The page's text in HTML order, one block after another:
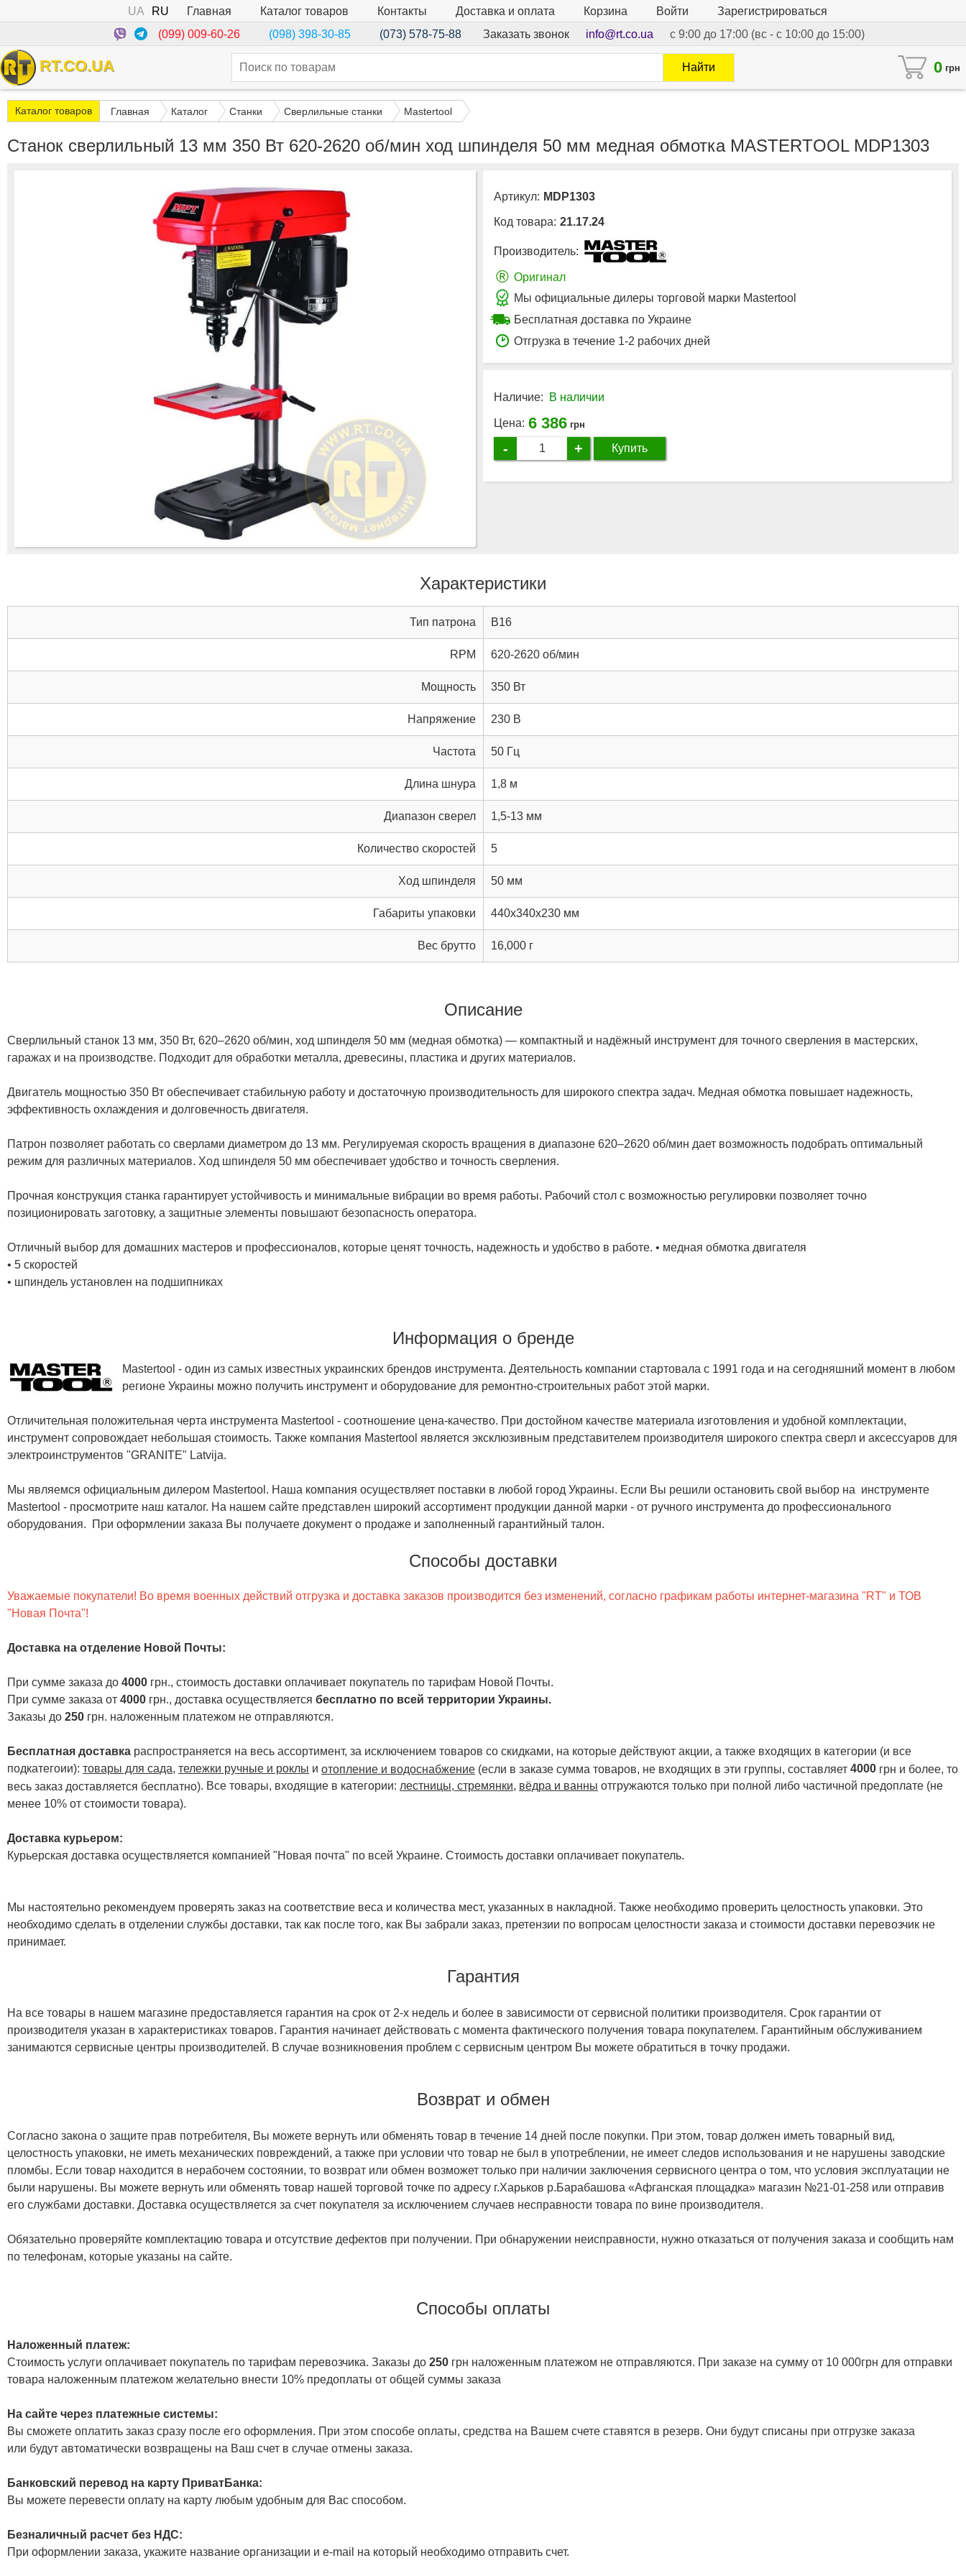
UA RU Главная Каталог товаров Контакты Доставка и оплата Корзина Войти
Зарегистрироваться
(099) 009-60-26
(098) 398-30-85 (073) 578-75-88 Заказать звонок info@rt.co.ua с 9:00 до 17:00 (вс - с 10:00 до 15:00)
RT.CO.UA 0 грн
Найти
Каталог товаров Главная Каталог Станки Сверлильные станки Mastertool
Станок сверлильный 13 мм 350 Вт 620-2620 об/мин ход шпинделя 50 мм медная обмотка MASTERTOOL MDP1303
Артикул: MDP1303
Код товара: 21.17.24
Производитель:
® Оригинал
Мы официальные дилеры торговой марки Mastertool
Бесплатная доставка по Украине
Отгрузка в течение 1-2 рабочих дней
Наличие: В наличии
Цена: 6 386 грн
- + Купить
Характеристики
Тип патрона B16
RPM 620-2620 об/мин
Мощность 350 Вт
Напряжение 230 В
Частота 50 Гц
Длина шнура 1,8 м
Диапазон сверел 1,5-13 мм
Количество скоростей 5
Ход шпинделя 50 мм
Габариты упаковки 440x340x230 мм
Вес брутто 16,000 г
Описание
Сверлильный станок 13 мм, 350 Вт, 620–2620 об/мин, ход шпинделя 50 мм (медная обмотка) — компактный и надёжный инструмент для точного сверления в мастерских,
гаражах и на производстве. Подходит для обработки металла, древесины, пластика и других материалов.
Двигатель мощностью 350 Вт обеспечивает стабильную работу и достаточную производительность для широкого спектра задач. Медная обмотка повышает надежность,
эффективность охлаждения и долговечность двигателя.
Патрон позволяет работать со сверлами диаметром до 13 мм. Регулируемая скорость вращения в диапазоне 620–2620 об/мин дает возможность подобрать оптимальный
режим для различных материалов. Ход шпинделя 50 мм обеспечивает удобство и точность сверления.
Прочная конструкция станка гарантирует устойчивость и минимальные вибрации во время работы. Рабочий стол с возможностью регулировки позволяет точно
позиционировать заготовку, а защитные элементы повышают безопасность оператора.
Отличный выбор для домашних мастеров и профессионалов, которые ценят точность, надежность и удобство в работе. • медная обмотка двигателя
• 5 скоростей
• шпиндель установлен на подшипниках
Информация о бренде
Mastertool - один из самых известных украинских брендов инструмента. Деятельность компании стартовала с 1991 года и на сегодняшний момент в любом
регионе Украины можно получить инструмент и оборудование для ремонтно-строительных работ этой марки.
Отличительная положительная черта инструмента Mastertool - соотношение цена-качество. При достойном качестве материала изготовления и удобной комплектации,
инструмент сопровождает небольшая стоимость. Также компания Mastertool является эксклюзивным представителем производителя широкого спектра сверл и аксессуаров для
электроинструментов "GRANITE" Latvija.
Мы являемся официальным дилером Mastertool. Наша компания осуществляет поставки в любой город Украины. Если Вы решили остановить свой выбор на инструменте
Mastertool - просмотрите наш каталог. На нашем сайте представлен широкий ассортимент продукции данной марки - от ручного инструмента до профессионального
оборудования. При оформлении заказа Вы получаете документ о продаже и заполненный гарантийный талон.
Способы доставки
Уважаемые покупатели! Во время военных действий отгрузка и доставка заказов производится без изменений, согласно графикам работы интернет-магазина "RT" и ТОВ
"Новая Почта"!
Доставка на отделение Новой Почты:
При сумме заказа до 4000 грн., стоимость доставки оплачивает покупатель по тарифам Новой Почты.
При сумме заказа от 4000 грн., доставка осуществляется бесплатно по всей территории Украины.
Заказы до 250 грн. наложенным платежом не отправляются.
Бесплатная доставка распространяется на весь ассортимент, за исключением товаров со скидками, на которые действуют акции, а также входящих в категории (и все
подкатегоии): товары для сада, тележки ручные и роклы и отопление и водоснабжение (если в заказе сумма товаров, не входящих в эти группы, составляет 4000 грн и более, то
весь заказ доставляется бесплатно). Все товары, входящие в категории: лестницы, стремянки, вёдра и ванны отгружаются только при полной либо частичной предоплате (не
менее 10% от стоимости товара).
Доставка курьером:
Курьерская доставка осуществляется компанией "Новая почта" по всей Украине. Стоимость доставки оплачивает покупатель.
Мы настоятельно рекомендуем проверять заказ на соответствие веса и количества мест, указанных в накладной. Также необходимо проверить целостность упаковки. Это
необходимо сделать в отделении службы доставки, так как после того, как Вы забрали заказ, претензии по вопросам целостности заказа и стоимости доставки перевозчик не
принимает.
Гарантия
На все товары в нашем магазине предоставляется гарантия на срок от 2-х недель и более в зависимости от сервисной политики производителя. Срок гарантии от
производителя указан в характеристиках товаров. Гарантия начинает действовать с момента фактического получения товара покупателем. Гарантийным обслуживанием
занимаются сервисные центры производителей. В случае возникновения проблем с сервисным центром Вы можете обратиться в точку продажи.
Возврат и обмен
Согласно закона о защите прав потребителя, Вы можете вернуть или обменять товар в течение 14 дней после покупки. При этом, товар должен иметь товарный вид,
целостность упаковки, не иметь механических повреждений, а также при условии что товар не был в употреблении, не имеет следов использования и не нарушены заводские
пломбы. Если товар находится в нерабочем состоянии, то возврат или обмен возможет только при наличии заключения сервисного центра о том, что условия эксплуатации не
были нарушены. Вы можете вернуть или обменять товар нашей торговой точке по адресу г.Харьков р.Барабашова «Афганская площадка» магазин №21-01-258 или отправив
его службами доставки. Доставка осуществляется за счет покупателя за исключением случаев несправности товара по вине производителя.
Обязательно проверяйте комплектацию товара и отсутствие дефектов при получении. При обнаружении неисправности, нужно отказаться от получения заказа и сообщить нам
по телефонам, которые указаны на сайте.
Способы оплаты
Наложенный платеж:
Стоимость услуги оплачивает покупатель по тарифам перевозчика. Заказы до 250 грн наложенным платежом не отправляются. При заказе на сумму от 10 000грн для отправки
товара наложенным платежом желательно внести 10% предоплаты от общей суммы заказа
На сайте через платежные системы:
Вы сможете оплатить заказ сразу после его оформления. При этом способе оплаты, средства на Вашем счете ставятся в резерв. Они будут списаны при отгрузке заказа
или будут автоматически возвращены на Ваш счет в случае отмены заказа.
Банковский перевод на карту ПриватБанка:
Вы можете перевести оплату на карту любым удобным для Вас способом.
Безналичный расчет без НДС:
При оформлении заказа, укажите название организации и e-mail на который необходимо отправить счет.